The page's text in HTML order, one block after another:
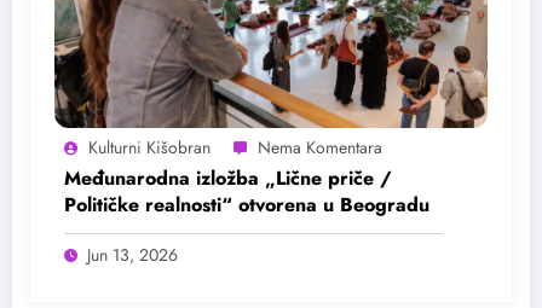
Kulturni Kišobran
Međunarodna izložba „Lične priče /
Političke realnosti“ otvorena u Beogradu
Jun 13, 2026